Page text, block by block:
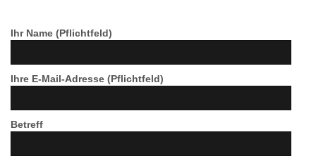
Ihr Name (Pflichtfeld)
Ihre E-Mail-Adresse (Pflichtfeld)
Betreff